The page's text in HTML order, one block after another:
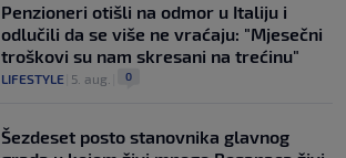
Penzioneri otišli na odmor u Italiju i
odlučili da se više ne vraćaju: "Mjesečni
troškovi su nam skresani na trećinu"
LIFESTYLE 5. aug. 0
Šezdeset posto stanovnika glavnog